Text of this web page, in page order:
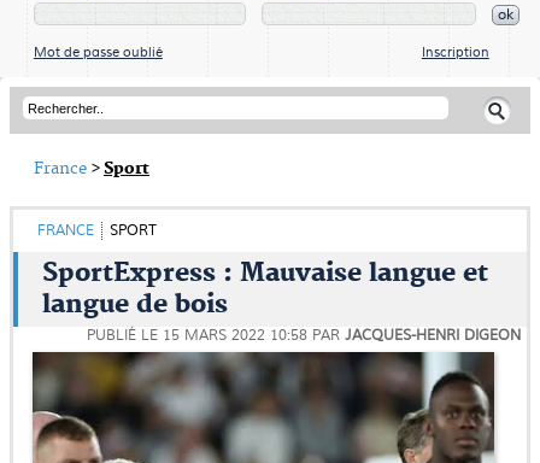
ok
Mot de passe oublié Inscription
France >Sport
FRANCE SPORT
SportExpress : Mauvaise langue et
langue de bois
PUBLIÉ LE 15 MARS 2022 10:58 PAR JACQUES-HENRI DIGEON